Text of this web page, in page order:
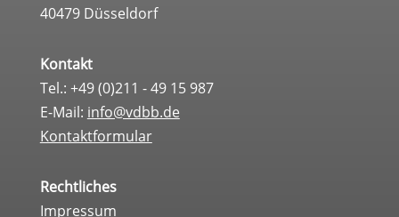
40479 Düsseldorf
Kontakt
Tel.: +49 (0)211 - 49 15 987
E-Mail: info@vdbb.de
Kontaktformular
Rechtliches
Impressum